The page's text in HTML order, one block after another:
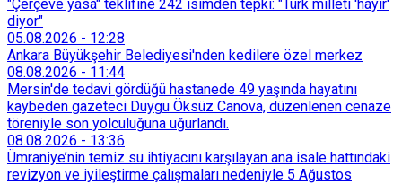
"Çerçeve yasa" teklifine 242 isimden tepki: "Türk milleti 'hayır'
diyor"
05.08.2026 - 12:28
Ankara Büyükşehir Belediyesi'nden kedilere özel merkez
08.08.2026 - 11:44
Mersin'de tedavi gördüğü hastanede 49 yaşında hayatını
kaybeden gazeteci Duygu Öksüz Canova, düzenlenen cenaze
töreniyle son yolculuğuna uğurlandı.
08.08.2026 - 13:36
Ümraniye’nin temiz su ihtiyacını karşılayan ana isale hattındaki
revizyon ve iyileştirme çalışmaları nedeniyle 5 Ağustos